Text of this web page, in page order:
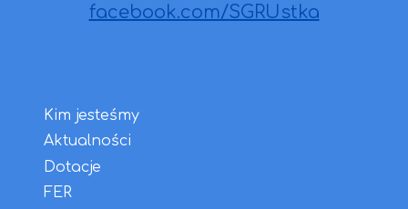
facebook.com/SGRUstka
Kim jesteśmy
Aktualności
Dotacje
FER